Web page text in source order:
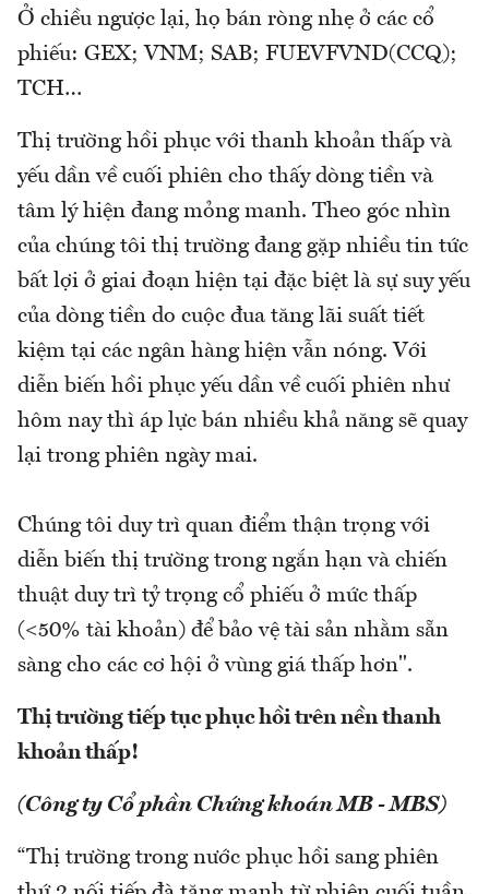
Ở chiều ngược lại, họ bán ròng nhẹ ở các cổ
phiếu: GEX; VNM; SAB; FUEVFVND(CCQ);
TCH…
Thị trường hồi phục với thanh khoản thấp và
yếu dần về cuối phiên cho thấy dòng tiền và
tâm lý hiện đang mỏng manh. Theo góc nhìn
của chúng tôi thị trường đang gặp nhiều tin tức
bất lợi ở giai đoạn hiện tại đặc biệt là sự suy yếu
của dòng tiền do cuộc đua tăng lãi suất tiết
kiệm tại các ngân hàng hiện vẫn nóng. Với
diễn biến hồi phục yếu dần về cuối phiên như
hôm nay thì áp lực bán nhiều khả năng sẽ quay
lại trong phiên ngày mai.
Chúng tôi duy trì quan điểm thận trọng với
diễn biến thị trường trong ngắn hạn và chiến
thuật duy trì tỷ trọng cổ phiếu ở mức thấp
(<50% tài khoản) để bảo vệ tài sản nhằm sẵn
sàng cho các cơ hội ở vùng giá thấp hơn".
Thị trường tiếp tục phục hồi trên nền thanh
khoản thấp!
(Công ty Cổ phần Chứng khoán MB - MBS)
“Thị trường trong nước phục hồi sang phiên